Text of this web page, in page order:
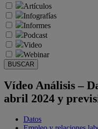
Artículos
Infografías
Informes
Podcast
Video
Webinar
BUSCAR
Vídeo Análisis –
abril 2024 y
Datos